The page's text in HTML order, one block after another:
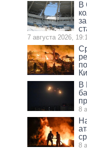
В
7 августа 2026,
В
8
8